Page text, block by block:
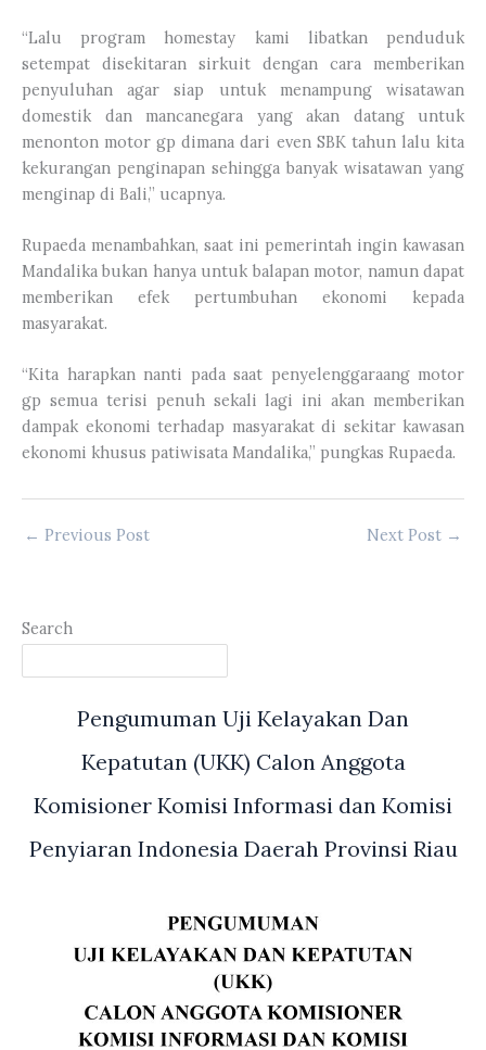
“Lalu program homestay kami libatkan penduduk
setempat disekitaran sirkuit dengan cara memberikan
penyuluhan agar siap untuk menampung wisatawan
domestik dan mancanegara yang akan datang untuk
menonton motor gp dimana dari even SBK tahun lalu kita
kekurangan penginapan sehingga banyak wisatawan yang
menginap di Bali,” ucapnya.
Rupaeda menambahkan, saat ini pemerintah ingin kawasan
Mandalika bukan hanya untuk balapan motor, namun dapat
memberikan efek pertumbuhan ekonomi kepada
masyarakat.
“Kita harapkan nanti pada saat penyelenggaraang motor
gp semua terisi penuh sekali lagi ini akan memberikan
dampak ekonomi terhadap masyarakat di sekitar kawasan
ekonomi khusus patiwisata Mandalika,” pungkas Rupaeda.
← Previous Post Next Post →
Search
Pengumuman Uji Kelayakan Dan
Kepatutan (UKK) Calon Anggota
Komisioner Komisi Informasi dan Komisi
Penyiaran Indonesia Daerah Provinsi Riau